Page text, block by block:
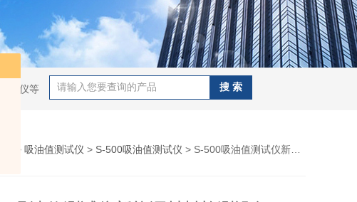
准仪等
> 吸油值测试仪 > S-500吸油值测试仪 > S-500吸油值测试仪新能源材料检测设备